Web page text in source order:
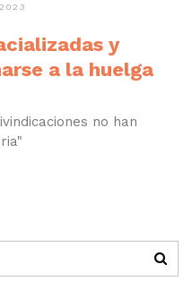
y
a la huelga
no han